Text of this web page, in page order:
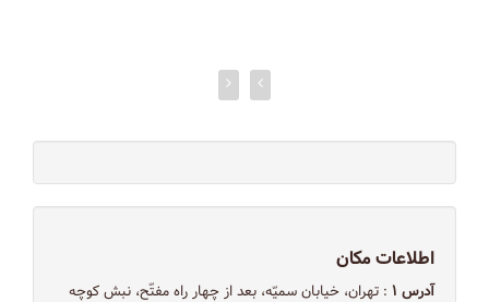
اطلاعات مکان
آدرس ۱
: تهران، خیابان سمیّه، بعد از چهار راه مفتّح، نبش کوچه